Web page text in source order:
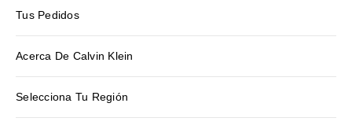
Tus Pedidos
Acerca De Calvin Klein
Selecciona Tu Región